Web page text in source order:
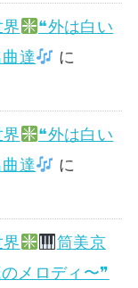
❝外は白い
達
に
❝外は白い
達
に
筒美京
メロディ〜❞